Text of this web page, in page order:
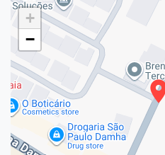
+
−